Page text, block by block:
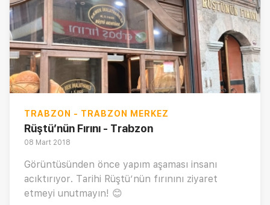
TRABZON - TRABZON MERKEZ
Rüştü’nün Fırını - Trabzon
08 Mart 2018
Görüntüsünden önce yapım aşaması insanı
acıktırıyor. Tarihi Rüştü’nün fırınını ziyaret
etmeyi unutmayın! 😊